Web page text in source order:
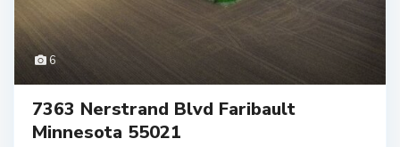
6
7363 Nerstrand Blvd Faribault
Minnesota 55021